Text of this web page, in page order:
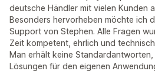
deutsche Händler mit vielen Kunden
Besonders hervorheben möchte ich
Support von Stephen. Alle Fragen
Zeit kompetent, ehrlich und
Man erhält keine
Lösungen für den eigenen